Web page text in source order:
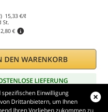
15,33 €/ℓ
St.
€
DEN WARENKORB
LIEFERUNG
Einwilligung
Drittanbietern, um Ihnen
Ihren Vorlieben zukommen zu